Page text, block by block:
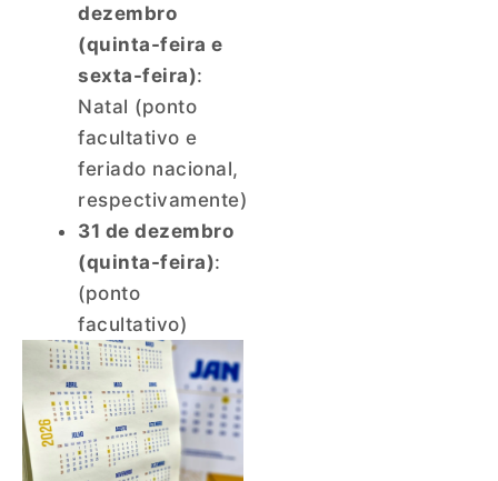
dezembro
(quinta-feira e
sexta-feira):
Natal (ponto
facultativo e
feriado nacional,
respectivamente)
31 de dezembro
(quinta-feira):
(ponto
facultativo)